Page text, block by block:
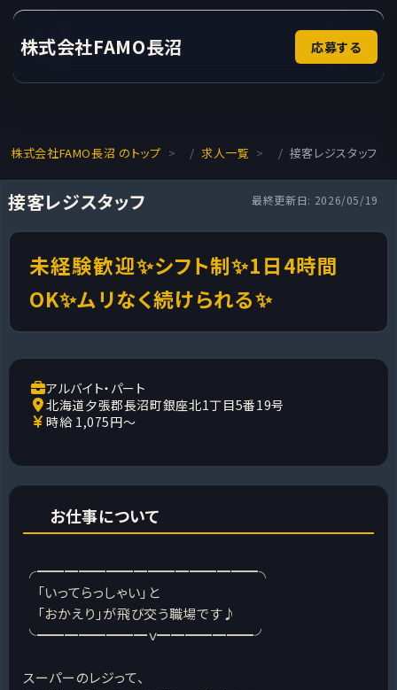
株式会社FAMO長沼 応募する
株式会社FAMO長沼 のトップ 求人一覧 接客レジスタッフ
最終更新日: 2026/05/19
接客レジスタッフ
未経験歓迎✨シフト制✨1日4時間
OK✨ムリなく続けられる✨
アルバイト・パート
北海道夕張郡長沼町銀座北1丁目5番19号
時給 1,075円～
お仕事について
╭━━━━━━━━━━━━━━━━╮
「いってらっしゃい」と
「おかえり」が飛び交う職場です♪
╰━━━━━━━━ｖ━━━━━━━╯
スーパーのレジって、